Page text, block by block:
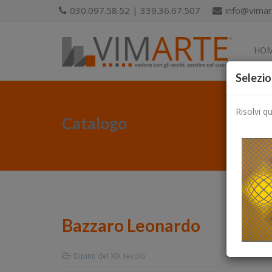
030.097.58.52 | 339.36.67.507
Catalogo
Bazzaro Leonardo
Dipinti del XIX secolo
Risolvi